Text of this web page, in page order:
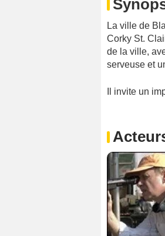
La ville de
Corky St.
de la ville,
serveuse et
Il invite un